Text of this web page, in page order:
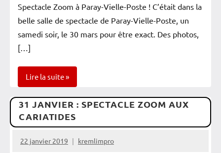
Spectacle Zoom à Paray-Vielle-Poste ! C’était dans la
belle salle de spectacle de Paray-Vielle-Poste, un
samedi soir, le 30 mars pour être exact. Des photos,
[…]
Lire la suite
Spectacles
Vérifiés
Zoom
31 JANVIER : SPECTACLE ZOOM AUX
CARIATIDES
22 janvier 2019 kremlimpro